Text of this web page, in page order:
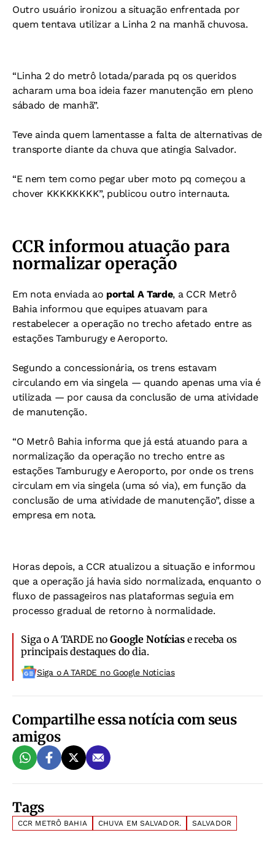
Outro usuário ironizou a situação enfrentada por
quem tentava utilizar a Linha 2 na manhã chuvosa.
“Linha 2 do metrô lotada/parada pq os queridos
acharam uma boa ideia fazer manutenção em pleno
sábado de manhã”.
Teve ainda quem lamentasse a falta de alternativas de
transporte diante da chuva que atingia Salvador.
“E nem tem como pegar uber moto pq começou a
chover KKKKKKKK”, publicou outro internauta.
CCR informou atuação para
normalizar operação
Em nota enviada ao portal A Tarde, a CCR Metrô
Bahia informou que equipes atuavam para
restabelecer a operação no trecho afetado entre as
estações Tamburugy e Aeroporto.
Segundo a concessionária, os trens estavam
circulando em via singela — quando apenas uma via é
utilizada — por causa da conclusão de uma atividade
de manutenção.
“O Metrô Bahia informa que já está atuando para a
normalização da operação no trecho entre as
estações Tamburugy e Aeroporto, por onde os trens
circulam em via singela (uma só via), em função da
conclusão de uma atividade de manutenção”, disse a
empresa em nota.
Horas depois, a CCR atualizou a situação e informou
que a operação já havia sido normalizada, enquanto o
fluxo de passageiros nas plataformas seguia em
processo gradual de retorno à normalidade.
Siga o A TARDE noGoogle Notíciase receba os
principais destaques do dia.
Siga o A TARDE no Google Noticias
Compartilhe essa notícia com seus
amigos
Tags
CCR METRÔ BAHIA CHUVA EM SALVADOR. SALVADOR